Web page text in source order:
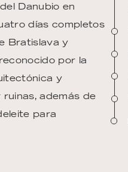
Danubio en
días completos
Bratislava y
por la
y
además de
para